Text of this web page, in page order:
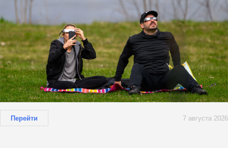
Перейти 7 августа 2026